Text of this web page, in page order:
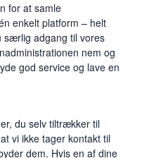
for at samle
enkelt platform – helt
særlig adgang til vores
nem og
god service og lave en
du selv tiltrækker til
vi ikke tager kontakt til
dem. Hvis en af dine